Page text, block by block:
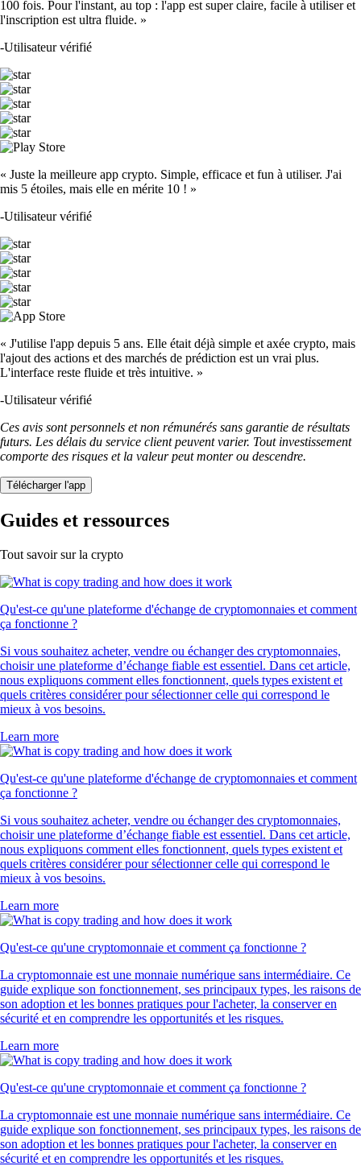
100 fois. Pour l'instant, au top : l'app est super claire, facile à utiliser et
l'inscription est ultra fluide. »
-Utilisateur vérifié
« Juste la meilleure app crypto. Simple, efficace et fun à utiliser. J'ai
mis 5 étoiles, mais elle en mérite 10 ! »
-Utilisateur vérifié
« J'utilise l'app depuis 5 ans. Elle était déjà simple et axée crypto, mais
l'ajout des actions et des marchés de prédiction est un vrai plus.
L'interface reste fluide et très intuitive. »
-Utilisateur vérifié
Ces avis sont personnels et non rémunérés sans garantie de résultats
futurs. Les délais du service client peuvent varier. Tout investissement
comporte des risques et la valeur peut monter ou descendre.
Télécharger l'app
Guides et ressources
Tout savoir sur la crypto
Qu'est-ce qu'une plateforme d'échange de cryptomonnaies et comment
ça fonctionne ?
Si vous souhaitez acheter, vendre ou échanger des cryptomonnaies,
choisir une plateforme d’échange fiable est essentiel. Dans cet article,
nous expliquons comment elles fonctionnent, quels types existent et
quels critères considérer pour sélectionner celle qui correspond le
mieux à vos besoins.
Learn more
Qu'est-ce qu'une plateforme d'échange de cryptomonnaies et comment
ça fonctionne ?
Si vous souhaitez acheter, vendre ou échanger des cryptomonnaies,
choisir une plateforme d’échange fiable est essentiel. Dans cet article,
nous expliquons comment elles fonctionnent, quels types existent et
quels critères considérer pour sélectionner celle qui correspond le
mieux à vos besoins.
Learn more
Qu'est-ce qu'une cryptomonnaie et comment ça fonctionne ?
La cryptomonnaie est une monnaie numérique sans intermédiaire. Ce
guide explique son fonctionnement, ses principaux types, les raisons de
son adoption et les bonnes pratiques pour l'acheter, la conserver en
sécurité et en comprendre les opportunités et les risques.
Learn more
Qu'est-ce qu'une cryptomonnaie et comment ça fonctionne ?
La cryptomonnaie est une monnaie numérique sans intermédiaire. Ce
guide explique son fonctionnement, ses principaux types, les raisons de
son adoption et les bonnes pratiques pour l'acheter, la conserver en
sécurité et en comprendre les opportunités et les risques.